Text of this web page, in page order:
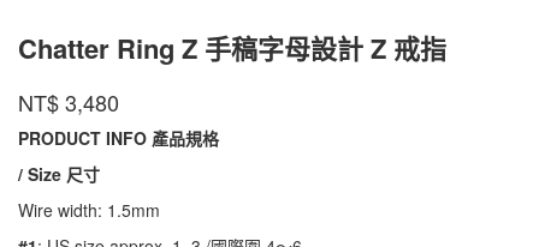
Chatter Ring Z 手稿字母設計 Z 戒指
商品代號
ZGR01
CR-
品牌 INTZUITION
NT$3,480
PRODUCT INFO 產品規格
/ Size 尺寸
Wire width: 1.5mm